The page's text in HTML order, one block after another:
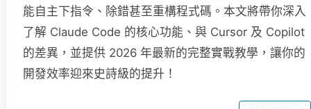
能自主下指令、除錯甚至重構程式碼。本文將帶你深入
了解 Claude Code 的核心功能、與 Cursor 及 Copilot
的差異，並提供 2026 年最新的完整實戰教學，讓你的
開發效率迎來史詩級的提升！